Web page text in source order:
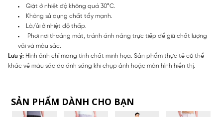
Giặt ở nhiệt độ không quá 30°C.
Không sử dụng chất tẩy mạnh.
Là/ủi ở nhiệt độ thấp.
Phơi nơi thoáng mát, tránh ánh nắng trực tiếp để giữ chất lượng
vải và màu sắc.
Lưu ý: Hình ảnh chỉ mang tính chất minh họa. Sản phẩm thực tế có thể
khác về màu sắc do ánh sáng khi chụp ảnh hoặc màn hình hiển thị.
SẢN PHẨM DÀNH CHO BẠN